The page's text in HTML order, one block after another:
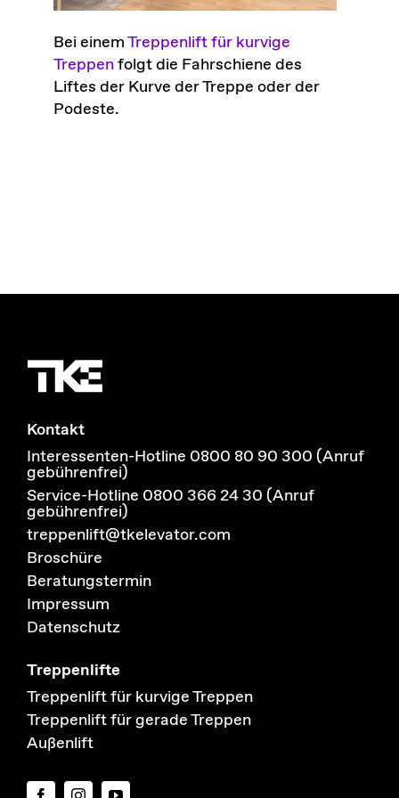
Bei einemTreppenlift für kurvige
Treppenfolgt die Fahrschiene des
Liftes der Kurve der Treppe oder der
Podeste.
Kontakt
Interessenten-Hotline 0800 80 90 300 (Anruf
gebührenfrei)
Service-Hotline 0800 366 24 30 (Anruf
gebührenfrei)
treppenlift@tkelevator.com
Broschüre
Beratungstermin
Impressum
Datenschutz
Treppenlifte
Treppenlift für kurvige Treppen
Treppenlift für gerade Treppen
Außenlift